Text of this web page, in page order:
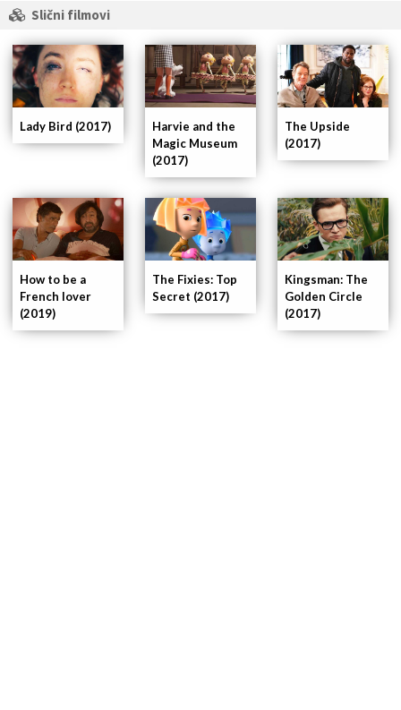
Slični filmovi
Kingsman: The
Golden Circle
(2017)
The Fixies: Top
Secret (2017)
How to be a
French lover
(2019)
The Upside
(2017)
Harvie and the
Magic Museum
(2017)
Lady Bird (2017)